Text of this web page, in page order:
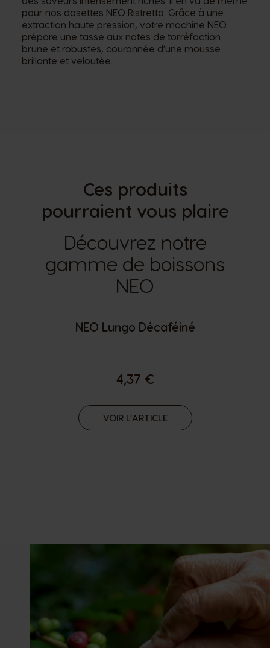
pour nos dosettes NEO Ristretto. Grâce à une
extraction haute pression, votre machine NEO
prépare une tasse aux notes de torréfaction
brune et robustes, couronnée d’une mousse
brillante et veloutée.
Ces produits
pourraient vous plaire
Découvrez notre
gamme de boissons
NEO
NEO Lungo Décaféiné
4,37 €
VOIR L’ARTICLE